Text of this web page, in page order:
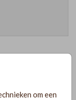
om een